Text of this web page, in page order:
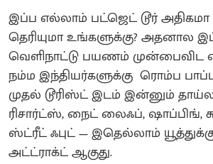
இப்ப எல்லாம் பட்ஜெட் டூர் அதிகமா
தெரியுமா உங்களுக்கு? அதனால
வெளிநாட்டு பயணம் முன்பைவிட
நம்ம இந்தியர்களுக்கு ரொம்ப
முதல் டூரிஸ்ட் இடம் இன்னும்
ரிசார்ட்ஸ், நைட் லைஃப், ஷாப்பிங்,
ஸ்ட்ரீட் ஃபுட் — இதெல்லாம்
அட்ட்ராக்ட் ஆகுது.